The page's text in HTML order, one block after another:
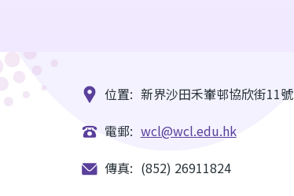
位置: 新界沙田禾輋邨協欣街11號
電郵: wcl@wcl.edu.hk
傳真: (852) 26911824